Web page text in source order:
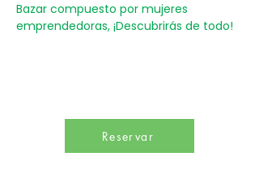
Bazar compuesto por mujeres
emprendedoras, ¡Descubrirás de todo!
Reservar